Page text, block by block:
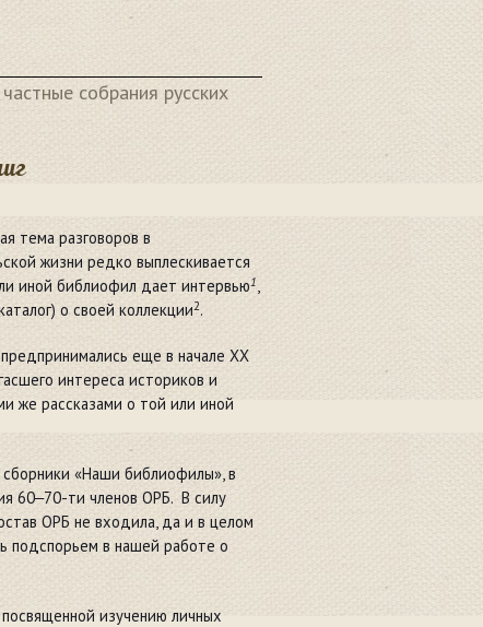
собрания русских
тема разговоров в
жизни редко выплескивается
иной библиофил дает интервью1,
о своей коллекции2.
еще в начале ХХ
интереса историков и
же рассказами о той или иной
«Наши библиофилы», в
60‒70-ти членов ОРБ. В силу
ОРБ не входила, да и в целом
подспорьем в нашей работе о
изучению личных